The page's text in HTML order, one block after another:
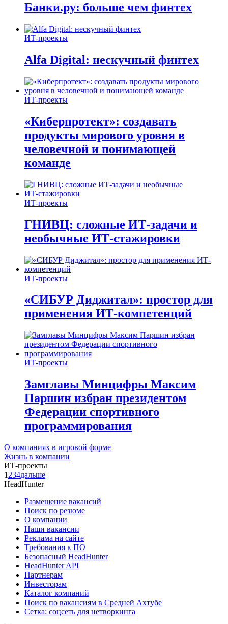
Банки.ру: больше чем финтех
ИТ-проекты
Alfa Digital: нескучный финтех
ИТ-проекты
«Киберпротект»: создавать
продукты мирового уровня в
человечной и понимающей
команде
ИТ-проекты
ГНИВЦ: сложные ИТ‑задачи и
необычные ИТ‑стажировки
ИТ-проекты
«СИБУР Диджитал»: простор для
применения ИТ-компетенций
ИТ-проекты
Замглавы Минцифры Максим
Паршин избран президентом
Федерации спортивного
программирования
О компаниях в игровой форме
Жизнь в компании
ИТ-проекты
1 234дальше
HeadHunter
Размещение вакансий
Поиск по резюме
О компании
Наши вакансии
Реклама на сайте
Требования к ПО
Безопасный HeadHunter
HeadHunter API
Партнерам
Инвесторам
Каталог компаний
Поиск по вакансиям в Средней Ахтубе
Сетка: соцсеть для нетворкинга